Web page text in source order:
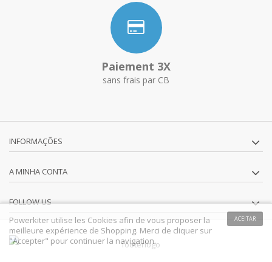
Paiement 3X
sans frais par CB
INFORMAÇÕES
A MINHA CONTA
FOLLOW US
ACEITAR
Powerkiter utilise les Cookies afin de vous proposer la
meilleure expérience de Shopping. Merci de cliquer sur
"Accepter" pour continuer la navigation.